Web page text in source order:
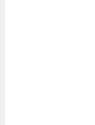
Evaluasi
di